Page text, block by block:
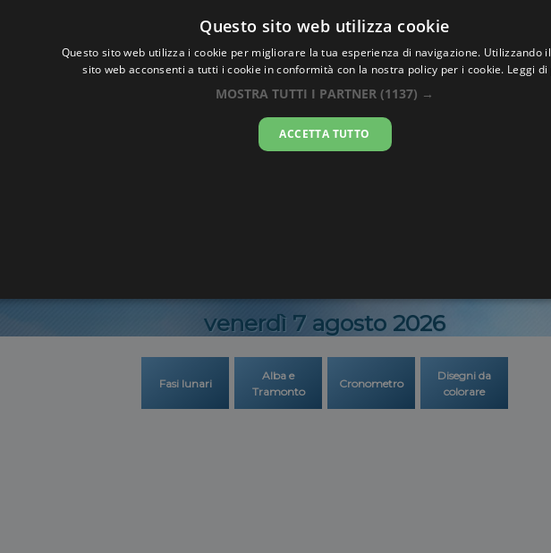
Oraesatta.co
Ora EsattaSliven
venerdì 7 agosto 2026
Fasi lunari
Alba e
Tramonto
Cronometro
Disegni da
colorare
Questo sito web utilizza cookie
Questo sito web utilizza i cookie per migliorare la tua esperienza di navigazione. Utilizzando
sito web acconsenti a tutti i cookie in conformità con la nostra policy per i cookie. Leggi di
MOSTRA TUTTI I PARTNER (1137) →
ACCETTA TUTTO